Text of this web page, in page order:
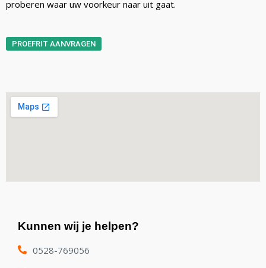
proberen waar uw voorkeur naar uit gaat.
PROEFRIT AANVRAGEN
Kunnen wij je helpen?
0528-769056